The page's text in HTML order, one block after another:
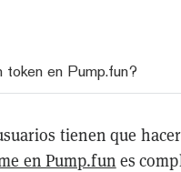
en Pump.fun?
tienen que
en Pump.fun es